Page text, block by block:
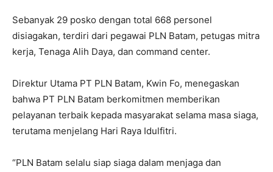
Sebanyak 29 posko dengan total 668 personel
disiagakan, terdiri dari pegawai PLN Batam, petugas mitra
kerja, Tenaga Alih Daya, dan command center.
Direktur Utama PT PLN Batam, Kwin Fo, menegaskan
bahwa PT PLN Batam berkomitmen memberikan
pelayanan terbaik kepada masyarakat selama masa siaga,
terutama menjelang Hari Raya Idulfitri.
“PLN Batam selalu siap siaga dalam menjaga dan